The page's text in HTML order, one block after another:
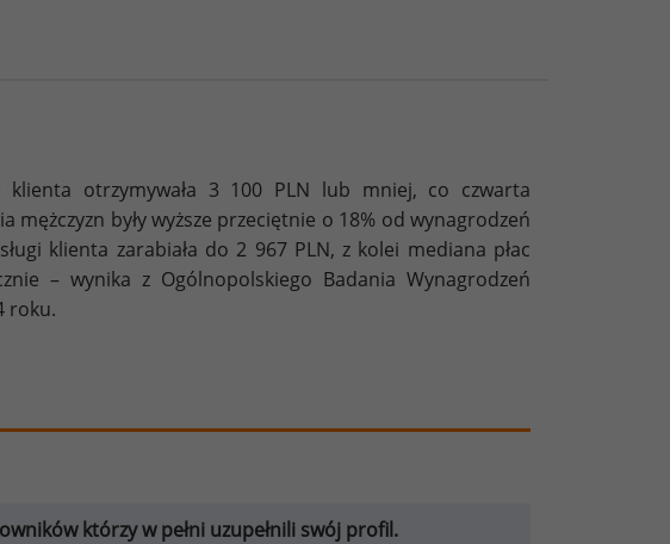
klienta otrzymywała 3 100 PLN lub mniej, co czwarta
mężczyzn były wyższe przeciętnie o 18% od wynagrodzeń
klienta zarabiała do 2 967 PLN, z kolei mediana płac
– wynika z Ogólnopolskiego Badania Wynagrodzeń
roku.
którzy w pełni uzupełnili swój profil.